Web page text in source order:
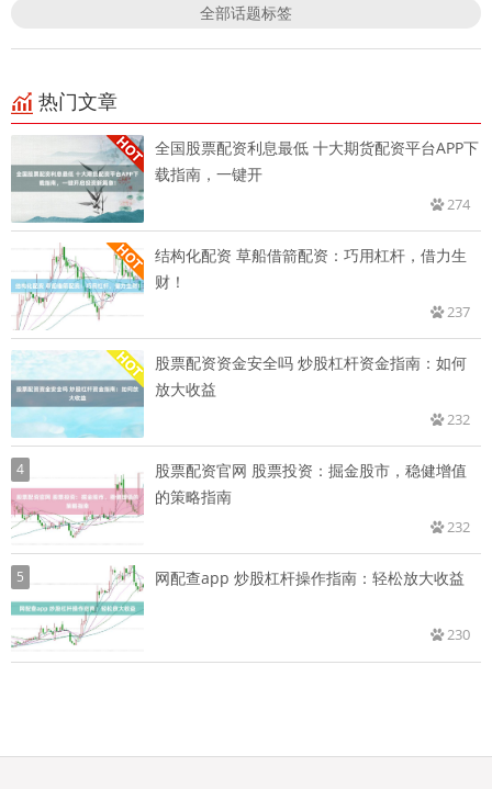
全部话题标签
热门文章
全国股票配资利息最低 十大期货配资平台APP下
载指南，一键开
274
结构化配资 草船借箭配资：巧用杠杆，借力生
财！
237
股票配资资金安全吗 炒股杠杆资金指南：如何
放大收益
232
4
股票配资官网 股票投资：掘金股市，稳健增值
的策略指南
232
5 网配查app 炒股杠杆操作指南：轻松放大收益
230